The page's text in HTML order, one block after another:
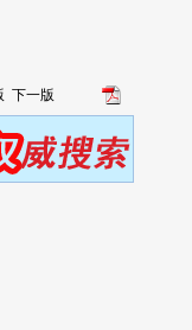
下一版